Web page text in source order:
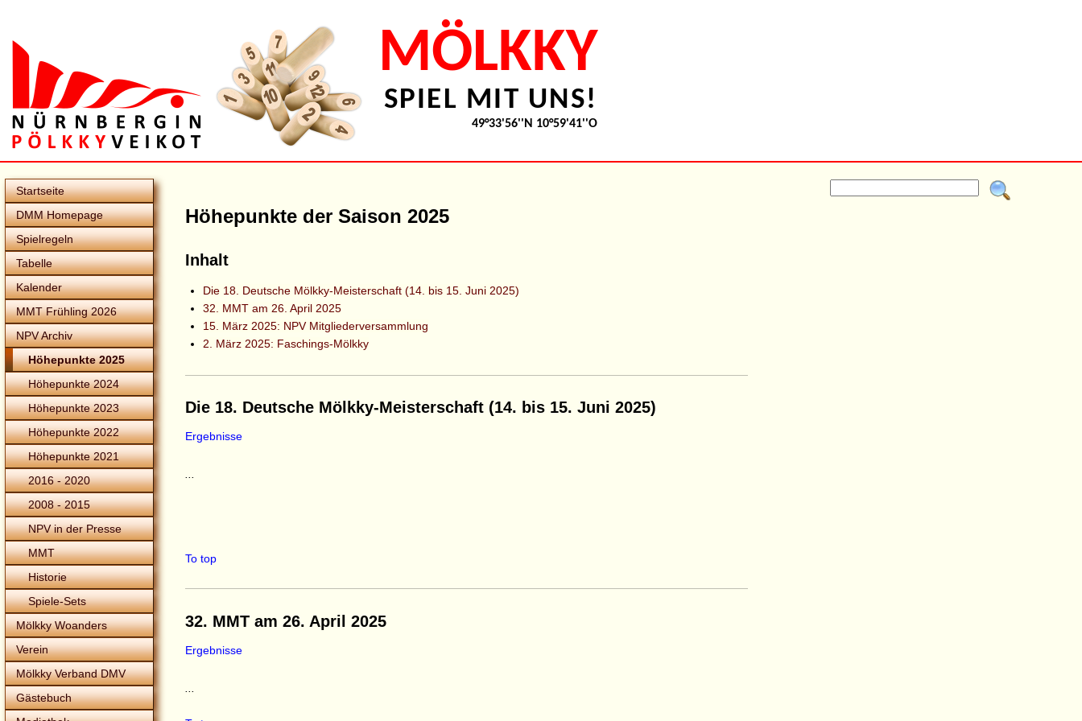
MÖLKKY
SPIEL MIT UNS!
49°33'56''N 10°59'41''O
Startseite
DMM Homepage
Spielregeln
Tabelle
Kalender
MMT Frühling 2026
NPV Archiv
Höhepunkte 2025
Höhepunkte 2024
Höhepunkte 2023
Höhepunkte 2022
Höhepunkte 2021
2016 - 2020
2008 - 2015
NPV in der Presse
MMT
Historie
Spiele-Sets
Mölkky Woanders
Verein
Mölkky Verband DMV
Gästebuch
Höhepunkte der Saison 2025
Inhalt
Die 18. Deutsche Mölkky-Meisterschaft (14. bis 15. Juni 2025)
32. MMT am 26. April 2025
15. März 2025: NPV Mitgliederversammlung
2. März 2025: Faschings-Mölkky
Die 18. Deutsche Mölkky-Meisterschaft (14. bis 15. Juni 2025)
Ergebnisse
To top
32. MMT am 26. April 2025
Ergebnisse